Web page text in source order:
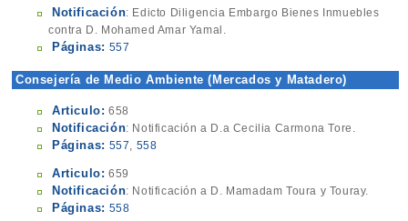
Notificación: Edicto Diligencia Embargo Bienes Inmuebles
contra D. Mohamed Amar Yamal.
Páginas: 557
Consejería de Medio Ambiente (Mercados y Matadero)
Articulo: 658
Notificación: Notificación a D.a Cecilia Carmona Tore.
Páginas: 557, 558
Articulo: 659
Notificación: Notificación a D. Mamadam Toura y Touray.
Páginas: 558